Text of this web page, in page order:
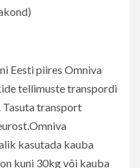
Eesti piires Omniva
tellimuste transpordi
Tasuta transport
kasutada kauba
kuni 30kg või kauba